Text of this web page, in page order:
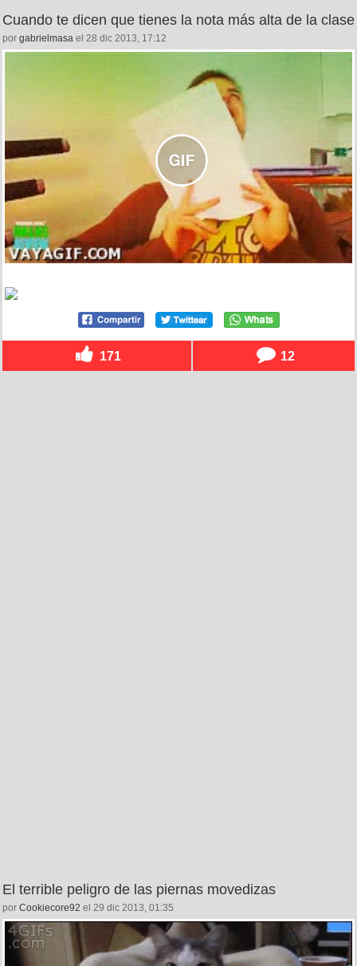
Cuando te dicen que tienes la nota más alta de la clase
por gabrielmasa el 28 dic 2013, 17:12
171 12
El terrible peligro de las piernas movedizas
por Cookiecore92 el 29 dic 2013, 01:35